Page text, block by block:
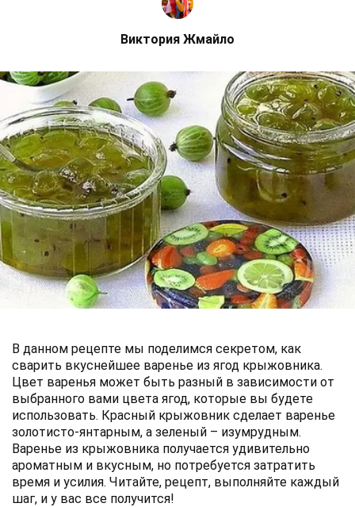
Виктория Жмайло
В данном рецепте мы поделимся секретом, как
сварить вкуснейшее варенье из ягод крыжовника.
Цвет варенья может быть разный в зависимости от
выбранного вами цвета ягод, которые вы будете
использовать. Красный крыжовник сделает варенье
золотисто-янтарным, а зеленый – изумрудным.
Варенье из крыжовника получается удивительно
ароматным и вкусным, но потребуется затратить
время и усилия. Читайте, рецепт, выполняйте каждый
шаг, и у вас все получится!